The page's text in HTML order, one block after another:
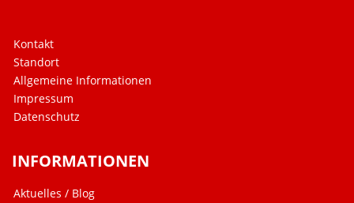
Kontakt
Standort
Allgemeine Informationen
Impressum
Datenschutz
INFORMATIONEN
Aktuelles / Blog